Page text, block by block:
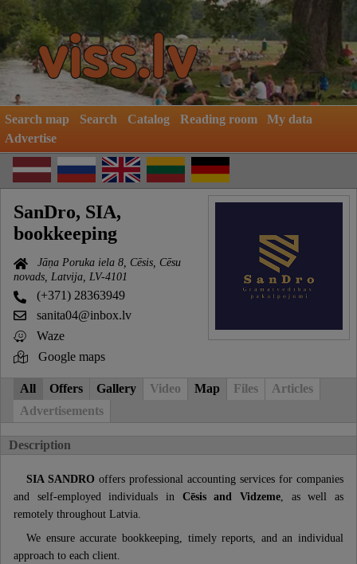
Search map Search Catalog Reading room
My data
Advertise
SanDro, SIA,
bookkeeping
Jāņa Poruka iela 8, Cēsis, Cēsu
novads, Latvija, LV-4101
(+371) 28363949
sanita04@inbox.lv
Waze
Google maps
All Offers Gallery Video Map Files
Articles
Advertisements
Description
SIA SANDRO offers professional accounting services for companies
and self-employed individuals in Cēsis and Vidzeme , as well as
remotely throughout Latvia.
We ensure accurate bookkeeping, timely reports, and an individual
approach to each client.